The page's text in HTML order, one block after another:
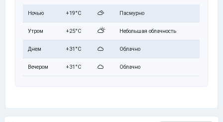
Ночью +19°C Пасмурно
Утром +25°C Небольшая облачность
Днем +31°C Облачно
Вечером +31°C Облачно